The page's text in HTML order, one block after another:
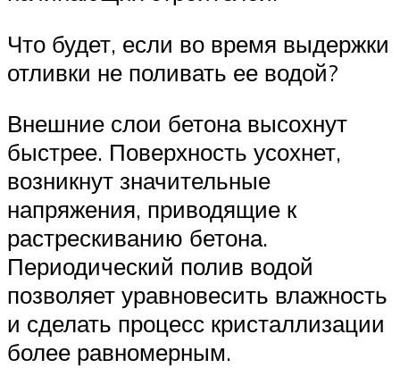
Что будет, если во время выдержки
отливки не поливать ее водой?
Внешние слои бетона высохнут
быстрее. Поверхность усохнет,
возникнут значительные
напряжения, приводящие к
растрескиванию бетона.
Периодический полив водой
позволяет уравновесить влажность
и сделать процесс кристаллизации
более равномерным.